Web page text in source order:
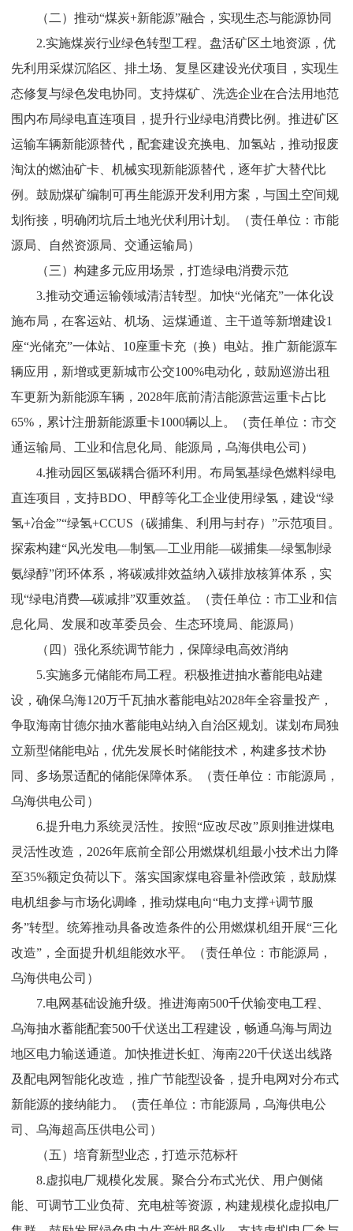
（二）推动“煤炭+新能源”融合，实现生态与能源协同​
2.实施煤炭行业绿色转型工程。盘活矿区土地资源，优
先利用采煤沉陷区、排土场、复垦区建设光伏项目，实现生
态修复与绿色发电协同。支持煤矿、洗选企业在合法用地范
围内布局绿电直连项目，提升行业绿电消费比例。推进矿区
运输车辆新能源替代，配套建设充换电、加氢站，推动报废
淘汰的燃油矿卡、机械实现新能源替代，逐年扩大替代比
例。鼓励煤矿编制可再生能源开发利用方案，与国土空间规
划衔接，明确闭坑后土地光伏利用计划。
（责任单位：市能
源局
自然资源局、交通运输局）
（三）构建多元应用场景，打造绿电消费示范​
3.推动交通运输领域清洁转型。 加快“光储充”一体化设
施布局，在客运站、机场、运煤通道、主干道等新增建设1
座“光储充”一体站、 10座重卡充（换）电站。推广新能源车
辆应用，新增或更新城市公交100%电动化，鼓励巡游出租
车更新为新能源车辆， 2028年底前清洁能源营运重卡占比
65% ，累计注册新能源重卡1000辆以上。
（责任单位：市交
通运输局、 工业和信息化局 、能源局 ，乌海供电公司 ）
4.推动园区氢碳耦合循环利用。布局氢基绿色燃料绿电
直连项目，支持BDO 、甲醇等化工企业使用绿氢，建设“绿
氢+冶金”“绿氢+CCUS （碳捕集、利用与封存）”示范项目。
探索构建“风光发电—制氢—工业用能—碳捕集—绿氢制绿
氨绿醇”闭环体系，将碳减排效益纳入碳排放核算体系，实
现“绿电消费—碳减排”双重效益。 （责任单位：市工业和信
息化局
发展和改革委员会、生态环境局、能源局）
（四）强化系统调节能力，保障绿电高效消纳​
5.实施多元储能布局工程。积极推进抽水蓄能电站建
设，确保乌海120万千瓦抽水蓄能电站2028年全容量投产，
争取海南甘德尔抽水蓄能电站纳入自治区规划。谋划布局独
立新型储能电站，优先发展长时储能技术，构建多技术协
同、多场景适配的储能保障体系。（责任单位：市能源局 ，
乌海供电公司 ）
6.提升电力系统灵活性。按照“应改尽改”原则推进煤电
灵活性改造， 2026年底前全部公用燃煤机组最小技术出力降
至35%额定负荷以下。落实国家煤电容量补偿政策，鼓励煤
电机组参与市场化调峰，推动煤电向“电力支撑+调节服
务”转型。统筹推动具备改造条件的公用燃煤机组开展“三化
改造” ，全面提升机组能效水平。 （责任单位：市能源局 ，
乌海供电公司 ）
7.电网基础设施升级。推进海南500千伏输变电工程、
乌海抽水蓄能配套500千伏送出工程建设，畅通乌海与周边
地区电力输送通道。加快推进长虹、海南220千伏送出线路
及配电网智能化改造，推广节能型设备，提升电网对分布式
新能源的接纳能力。
（责任单位：市能源局，乌海供电公
司、乌海超高压供电公司）
（五）培育新型业态，打造示范标杆​
8.虚拟电厂规模化发展。聚合分布式光伏、用户侧储
能、可调节工业负荷、充电桩等资源，构建规模化虚拟电厂